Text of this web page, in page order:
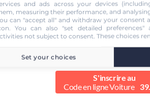
en 2 minutes pour accéder à ma
à Pass Rousseau Voiture
au code en ligne voiture auprès
pas
pour la suite de ma formation. Je
dans un autre établissement.
S'inscrire au
Code en ligne Voiture
and ads across your devices
measuring their performance, and
can "accept all" and withdraw your consent
. You can also "set detailed
not subject to consent. These choices
Set your choices